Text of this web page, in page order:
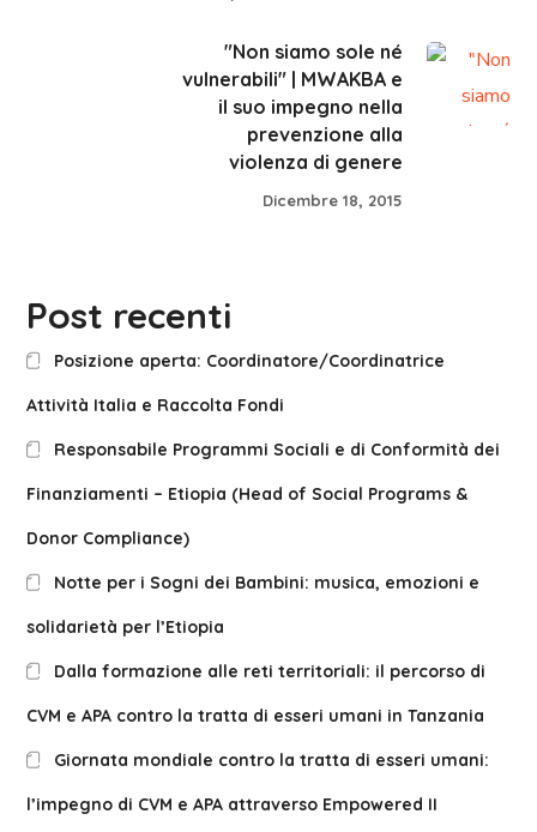
"Non siamo sole né
vulnerabili" | MWAKBA e
il suo impegno nella
prevenzione alla
violenza di genere
Dicembre 18, 2015
Post recenti
Posizione aperta: Coordinatore/Coordinatrice
Attività Italia e Raccolta Fondi
Responsabile Programmi Sociali e di Conformità dei
Finanziamenti – Etiopia (Head of Social Programs &
Donor Compliance)
Notte per i Sogni dei Bambini: musica, emozioni e
solidarietà per l’Etiopia
Dalla formazione alle reti territoriali: il percorso di
CVM e APA contro la tratta di esseri umani in Tanzania
Giornata mondiale contro la tratta di esseri umani:
l’impegno di CVM e APA attraverso Empowered II